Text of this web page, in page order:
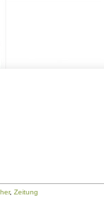
, Zeitung